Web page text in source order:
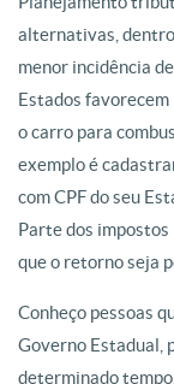
alternativas,
menor incidência
Estados
o carro para
exemplo é
com CPF do seu
Parte dos
que o retorno seja
Conheço pessoas
Governo Estadual,
determinado